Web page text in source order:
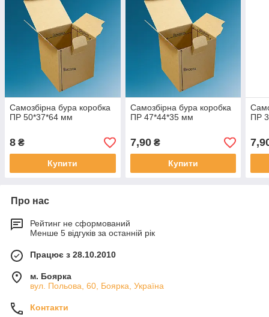
Самозбірна бура коробка
ПР 50*37*64 мм
8 ₴
Купити
Самозбірна бура коробка
ПР 47*44*35 мм
7,90₴
Купити
ПР
Про нас
Рейтинг не сформований
Менше 5 відгуків за останній рік
Працює з 28.10.2010
м. Боярка
вул. Польова, 60, Боярка, Україна
Контакти